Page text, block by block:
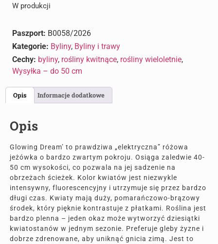
W produkcji
Paszport: B0058/2026
Kategorie: Byliny, Byliny i trawy
Cechy: byliny, rośliny kwitnące, rośliny wieloletnie,
Wysyłka – do 50 cm
Opis Informacje dodatkowe
Opis
Glowing Dream’ to prawdziwa „elektryczna” różowa
jeżówka o bardzo zwartym pokroju. Osiąga zaledwie 40-
50 cm wysokości, co pozwala na jej sadzenie na
obrzeżach ścieżek. Kolor kwiatów jest niezwykle
intensywny, fluorescencyjny i utrzymuje się przez bardzo
długi czas. Kwiaty mają duży, pomarańczowo-brązowy
środek, który pięknie kontrastuje z płatkami. Roślina jest
bardzo plenna – jeden okaz może wytworzyć dziesiątki
kwiatostanów w jednym sezonie. Preferuje gleby żyzne i
dobrze zdrenowane, aby uniknąć gnicia zimą. Jest to